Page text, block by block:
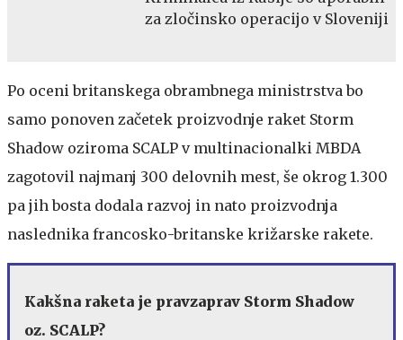
za zločinsko operacijo v Sloveniji
Po oceni britanskega obrambnega ministrstva bo
samo ponoven začetek proizvodnje raket Storm
Shadow oziroma SCALP v multinacionalki MBDA
zagotovil najmanj 300 delovnih mest, še okrog 1.300
pa jih bosta dodala razvoj in nato proizvodnja
naslednika francosko-britanske križarske rakete.
Kakšna raketa je pravzaprav Storm Shadow
oz. SCALP?